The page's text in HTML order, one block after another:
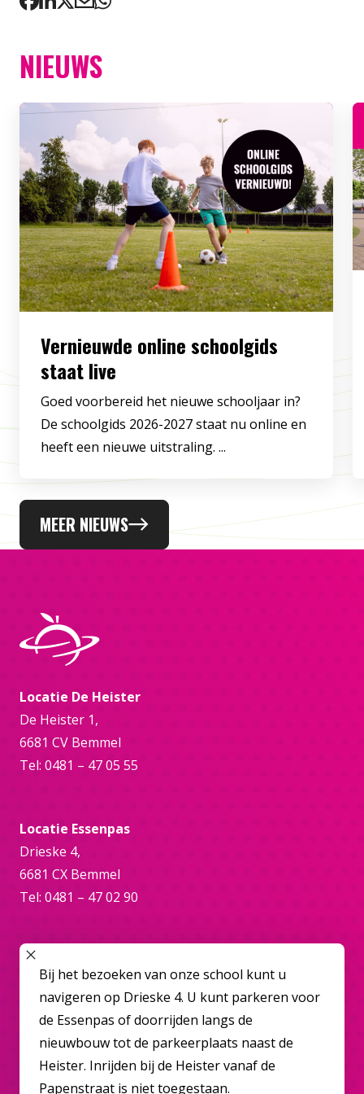
NIEUWS
Vernieuwde online schoolgids
staat live
Goed voorbereid het nieuwe schooljaar in?
De schoolgids 2026-2027 staat nu online en
heeft een nieuwe uitstraling. ...
MEER NIEUWS
Locatie De Heister
De Heister 1,
6681 CV Bemmel
Tel: 0481 – 47 05 55
Locatie Essenpas
Drieske 4,
6681 CX Bemmel
Tel: 0481 – 47 02 90
Online
bemmel@overbetuwecollege.nl
SLUIT POPUP
Bij het bezoeken van onze school kunt u
navigeren op Drieske 4. U kunt parkeren voor
de Essenpas of doorrijden langs de
nieuwbouw tot de parkeerplaats naast de
Heister. Inrijden bij de Heister vanaf de
Papenstraat is niet toegestaan.